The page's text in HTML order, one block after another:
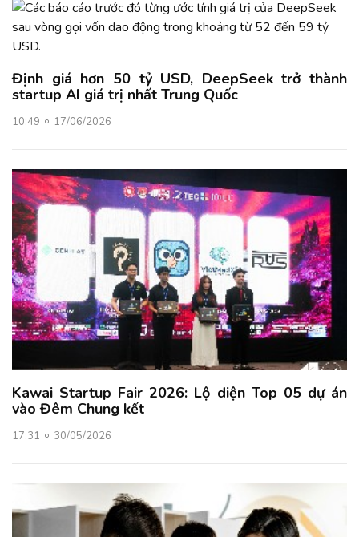
Định giá hơn 50 tỷ USD, DeepSeek trở thành
startup AI giá trị nhất Trung Quốc
10:49 17/06/2026
Kawai Startup Fair 2026: Lộ diện Top 05 dự án
vào Đêm Chung kết
17:31 30/05/2026